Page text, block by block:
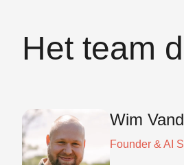
Het team
Wim
Founder & AI